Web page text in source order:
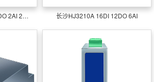
长沙HJ3204D 16DI 14DO 2AI 2AO 长沙HJ3210A 16DI 12DO 6AI